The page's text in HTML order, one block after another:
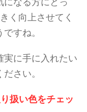
く向上させてく
すね。
実に手に入れたい
さい。
扱い色をチェッ